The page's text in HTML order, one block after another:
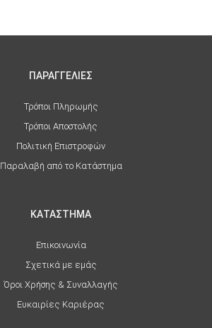
ΠΑΡΑΓΓΕΛΙΕΣ
Τρόποι Πληρωμής
Τρόποι Αποστολής
Πολιτική Επιστροφών
Παραλαβή από το Κατάστημα
ΚΑΤΑΣΤΗΜΑ
Επικοινωνία
Σχετικά με εμάς
Όροι Χρήσης & Συναλλαγής
Ευκαιρίες Καριέρας